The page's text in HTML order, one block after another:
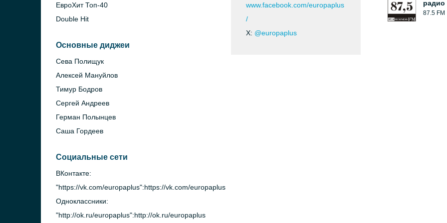
ЕвроХит Топ-40
Double Hit
Основные диджеи
Сева Полищук
Алексей Мануйлов
Тимур Бодров
Сергей Андреев
Герман Полынцев
Саша Гордеев
Социальные сети
ВКонтакте:
"https://vk.com/europaplus":https://vk.com/europaplus
Одноклассники:
"http://ok.ru/europaplus":http://ok.ru/europaplus
www.facebook.com/europaplus
/
X: @europaplus
радио
87.5 FM